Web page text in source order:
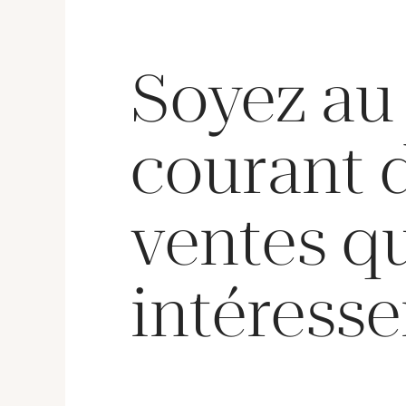
Soyez au
courant
ventes